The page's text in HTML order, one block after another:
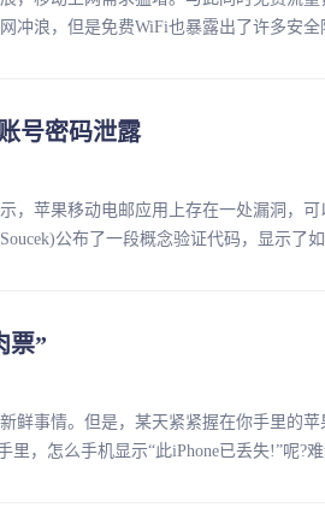
冲浪，但是免费WiFi也暴露出了许多安
号密码泄露
，苹果移动电邮应用上存在一处漏洞，
公布了一段概念验证代码，显示了
票”
鲜事情。但是，某天紧紧握在你手里的苹
，怎么手机显示“此iPhone已丢失!”呢?